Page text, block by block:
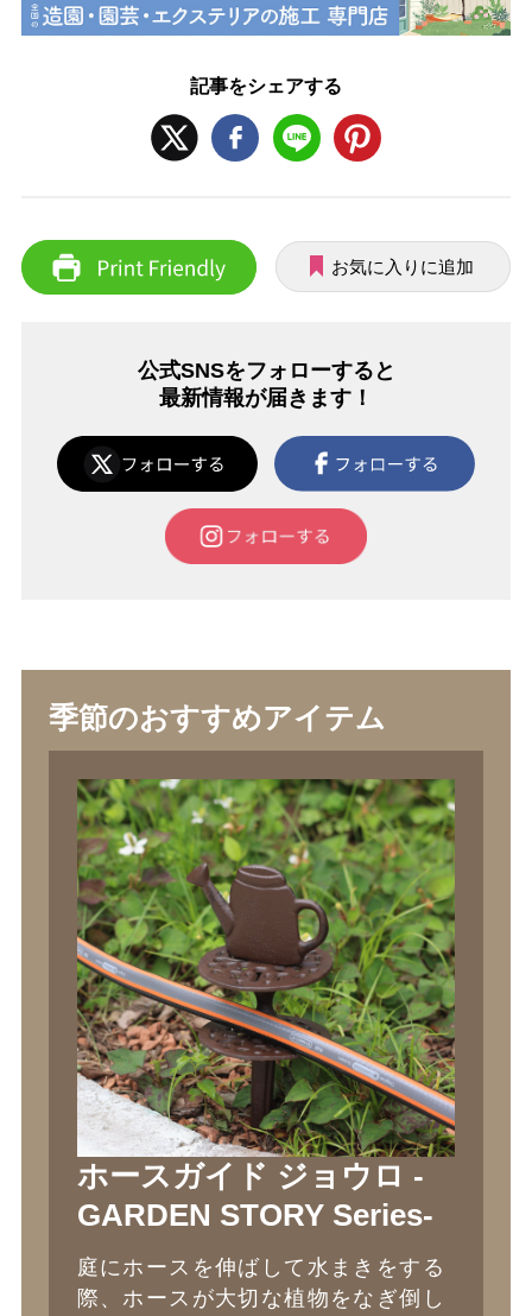
記事をシェアする
お気に入りに追加
公式SNSをフォローすると
最新情報が届きます！
季節のおすすめアイテム
ホースガイド ジョウロ -
GARDEN STORY Series-
庭にホースを伸ばして水まきをする
際、ホースが大切な植物をなぎ倒し